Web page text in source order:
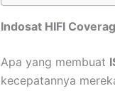
Indosat HIFI
Apa yang membuat
kecepatannya